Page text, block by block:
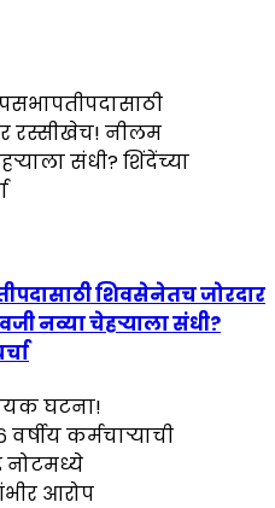
शिवसेनेतच जोरदार
नव्या चेहऱ्याला संधी?